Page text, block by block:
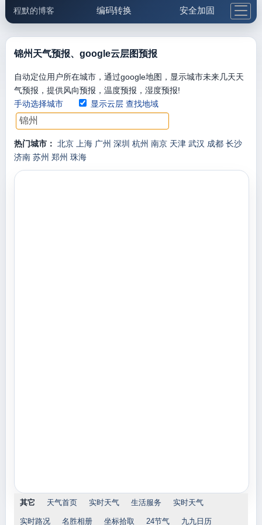
程默的博客 编码转换 安全加固
邮件工具 生活便民
5.1支付宝大红包
锦州天气预报、google云层图预报
自动定位用户所在城市，通过google地图，显示城市未来几天天
气预报，提供风向预报，温度预报，湿度预报!
手动选择城市
显示云层 查找地域
热门城市： 北京 上海 广州 深圳 杭州 南京 天津 武汉 成都 长沙
济南 苏州 郑州 珠海
其它 天气首页 实时天气 生活服务 实时天气
实时路况 名胜相册 坐标拾取 24节气 九九日历